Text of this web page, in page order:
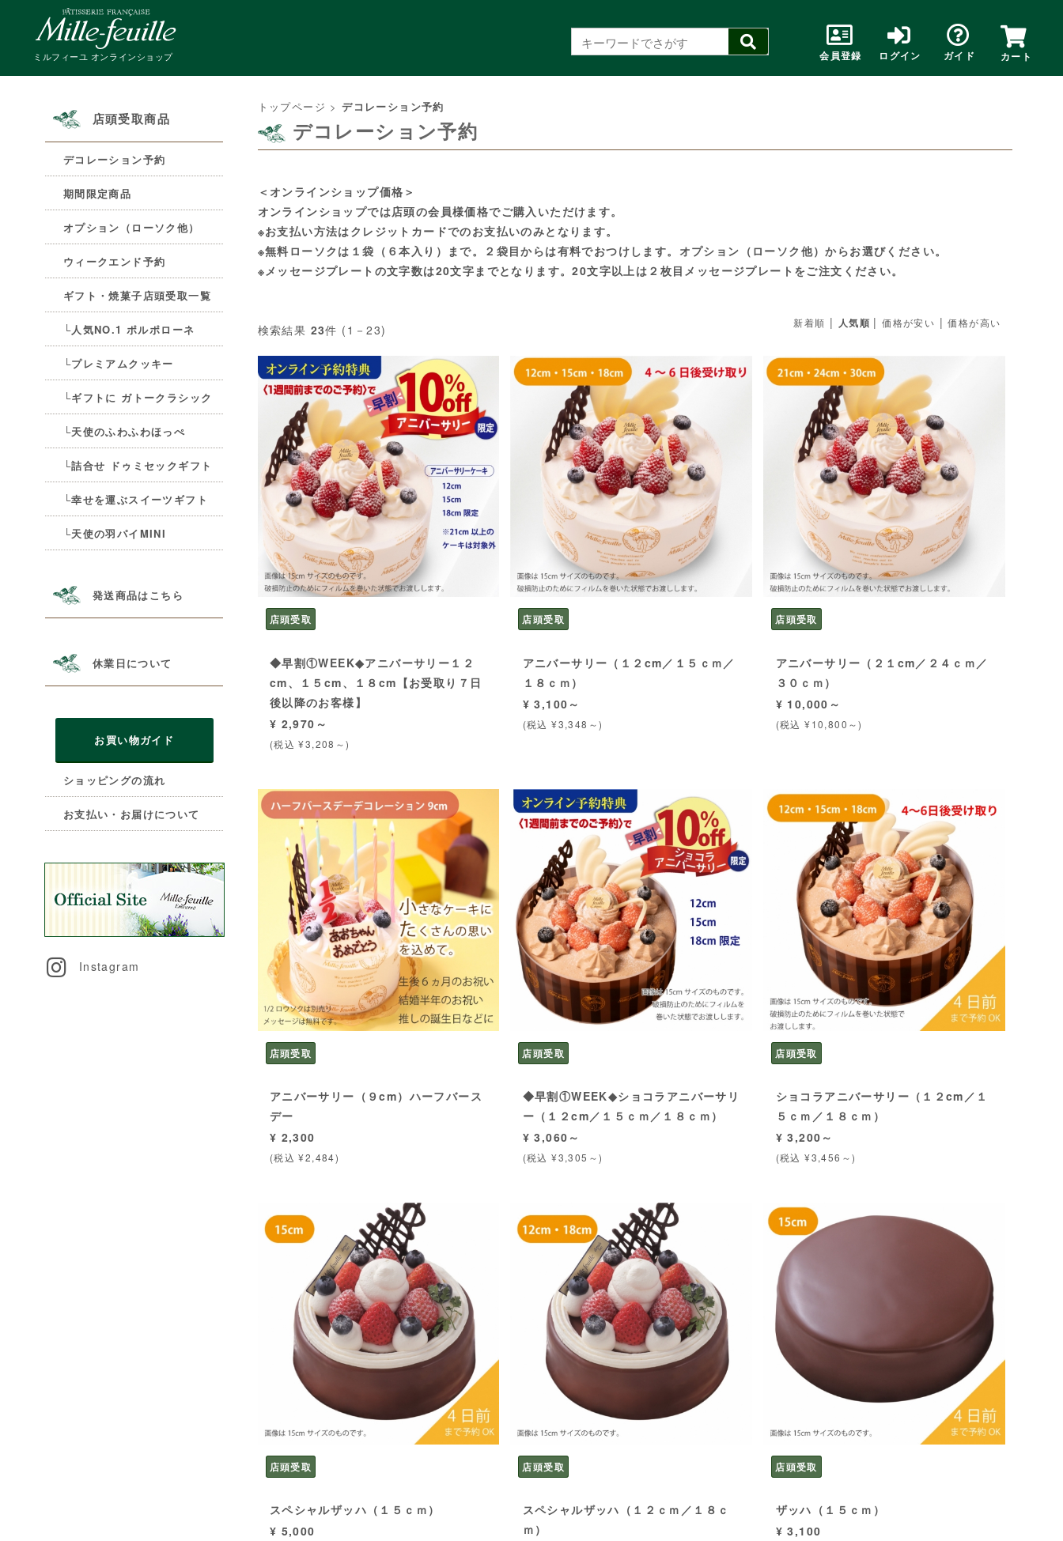
会員登録 ログイン ガイド カート
ミルフィーユ オンラインショップ
店頭受取商品
デコレーション予約
期間限定商品
オプション（ローソク他）
ウィークエンド予約
ギフト・焼菓子店頭受取一覧
└人気NO.1 ポルポローネ
└プレミアムクッキー
└ギフトに ガトークラシック
└天使のふわふわほっぺ
└詰合せ ドゥミセックギフト
└幸せを運ぶスイーツギフト
└天使の羽パイMINI
発送商品はこちら
休業日について
お買い物ガイド
ショッピングの流れ
お支払い・お届けについて
Instagram
トップページ >デコレーション予約
デコレーション予約
＜オンラインショップ価格＞
オンラインショップでは店頭の会員様価格でご購入いただけます。
※お支払い方法はクレジットカードでのお支払いのみとなります。
※無料ローソクは１袋（６本入り）まで。２袋目からは有料でおつけします。オプション（ローソク他）からお選びください。
※メッセージプレートの文字数は20文字までとなります。20文字以上は２枚目メッセージプレートをご注文ください。
検索結果 23件 (1－23) 新着順 | 人気順 |価格が安い |価格が高い
店頭受取
◆早割①WEEK◆アニバーサリー１２
cm、１５cm、１８cm【お受取り７日
後以降のお客様】
¥ 2,970～
(税込 ¥3,208～)
店頭受取
アニバーサリー（１２cm／１５ｃｍ／
１８ｃｍ）
¥ 3,100～
(税込 ¥3,348～)
店頭受取
アニバーサリー（２１cm／２４ｃｍ／
３０ｃｍ）
¥ 10,000～
(税込 ¥10,800～)
店頭受取
アニバーサリー（９cm）ハーフバース
デー
¥ 2,300
(税込 ¥2,484)
店頭受取
◆早割①WEEK◆ショコラアニバーサリ
ー（１２cm／１５ｃｍ／１８ｃｍ）
¥ 3,060～
(税込 ¥3,305～)
店頭受取
ショコラアニバーサリー（１２cm／１
５ｃｍ／１８ｃｍ）
¥ 3,200～
(税込 ¥3,456～)
店頭受取
スペシャルザッハ（１５ｃｍ）
¥ 5,000
店頭受取
スペシャルザッハ（１２ｃｍ／１８ｃ
ｍ）
店頭受取
ザッハ（１５ｃｍ）
¥ 3,100